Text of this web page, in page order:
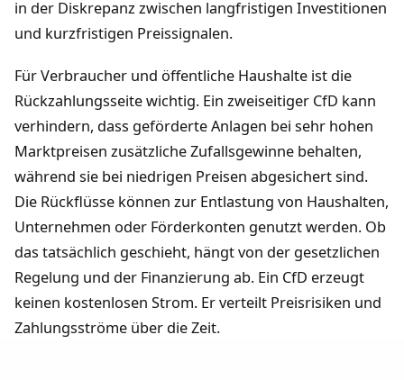
in der Diskrepanz zwischen langfristigen Investitionen
und kurzfristigen Preissignalen.
Für Verbraucher und öffentliche Haushalte ist die
Rückzahlungsseite wichtig. Ein zweiseitiger CfD kann
verhindern, dass geförderte Anlagen bei sehr hohen
Marktpreisen zusätzliche Zufallsgewinne behalten,
während sie bei niedrigen Preisen abgesichert sind.
Die Rückflüsse können zur Entlastung von Haushalten,
Unternehmen oder Förderkonten genutzt werden. Ob
das tatsächlich geschieht, hängt von der gesetzlichen
Regelung und der Finanzierung ab. Ein CfD erzeugt
keinen kostenlosen Strom. Er verteilt Preisrisiken und
Zahlungsströme über die Zeit.